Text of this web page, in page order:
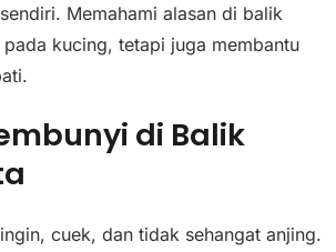
Memahami alasan di balik
kucing, tetapi juga membantu
di Balik
cuek, dan tidak sehangat anjing.